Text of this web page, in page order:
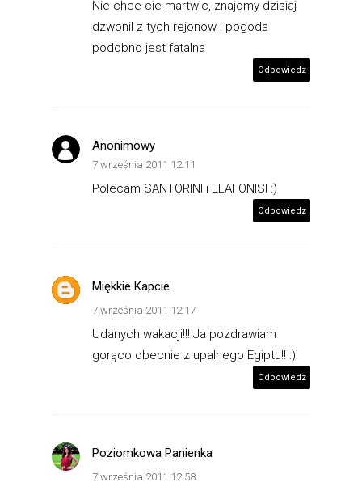
Nie chce cie martwic, znajomy dzisiaj
dzwonil z tych rejonow i pogoda
podobno jest fatalna
Odpowiedz
Anonimowy
7 września 2011 12:11
Polecam SANTORINI i ELAFONISI :)
Odpowiedz
Miękkie Kapcie
7 września 2011 12:17
Udanych wakacji!!! Ja pozdrawiam
gorąco obecnie z upalnego Egiptu!! :)
Odpowiedz
Poziomkowa Panienka
7 września 2011 12:58